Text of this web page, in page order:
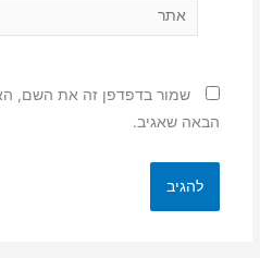
שמור בדפדפן זה את השם,
הבאה שאגיב.